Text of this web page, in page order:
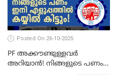
Posted On 26-10-2025
PF അക്കൗണ്ടുള്ളവർ
അറിയാൻ! നിങ്ങളുടെ പണം